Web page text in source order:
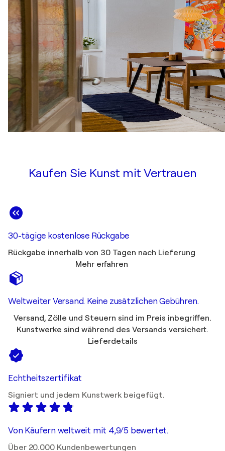
Kaufen Sie Kunst mit Vertrauen
30-tägige kostenlose Rückgabe
Rückgabe innerhalb von 30 Tagen nach Lieferung
Mehr erfahren
Weltweiter Versand. Keine zusätzlichen Gebühren.
Versand, Zölle und Steuern sind im Preis inbegriffen.
Kunstwerke sind während des Versands versichert.
Lieferdetails
Echtheitszertifikat
Signiert und jedem Kunstwerk beigefügt.
Von Käufern weltweit mit 4,9/5 bewertet.
Über 20.000 Kundenbewertungen